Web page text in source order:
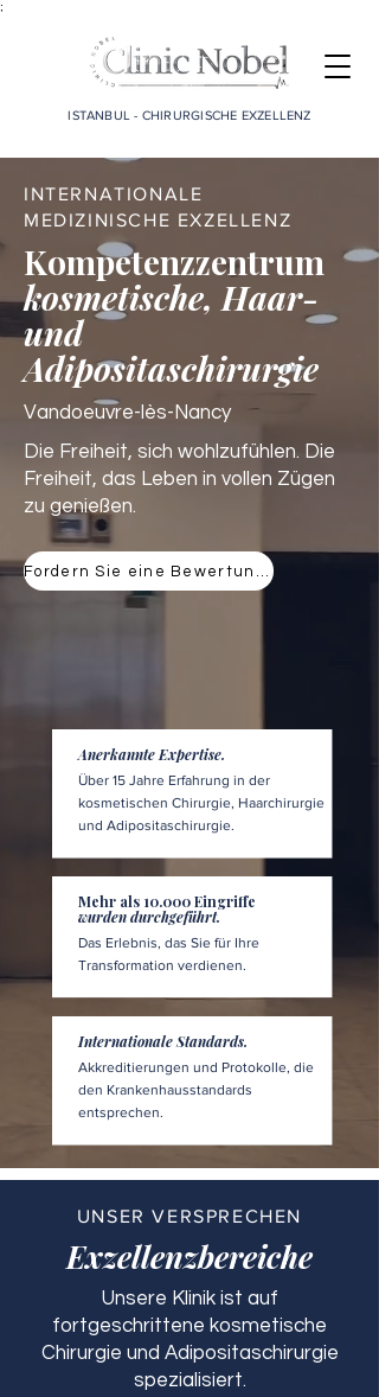
;
ISTANBUL - CHIRURGISCHE EXZELLENZ
INTERNATIONALE
MEDIZINISCHE EXZELLENZ
Kompetenzzentrum
kosmetische, Haar-
und
Adipositaschirurgie
Vandoeuvre-lès-Nancy
Die Freiheit, sich wohlzufühlen. Die
Freiheit, das Leben in vollen Zügen
zu genießen.
Anerkannte Expertise.
Über 15 Jahre Erfahrung in der
kosmetischen Chirurgie, Haarchirurgie
und Adipositaschirurgie.
Mehr als 10.000 Eingriffe
wurden durchgeführt.
Das Erlebnis, das Sie für Ihre
Transformation verdienen.
Internationale Standards.
Akkreditierungen und Protokolle, die
den Krankenhausstandards
entsprechen.
UNSER VERSPRECHEN
Exzellenzbereiche
Unsere Klinik ist auf
fortgeschrittene kosmetische
Chirurgie und Adipositaschirurgie
spezialisiert.